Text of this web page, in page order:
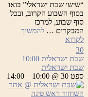
“שישי שבת ישראלי” בואו
בסוף השבוע הקרוב, ובכל
סוף שבוע, למרכז
המבקרים … להמשיך
לקרוא
30
שבת ישראלית 10:00
שבת ישראלית
ספט 30 @ 10:00 – 14:00